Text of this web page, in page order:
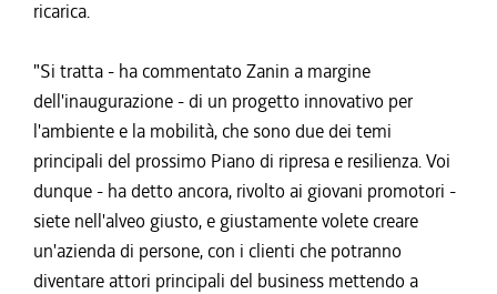
ricarica.
"Si tratta - ha commentato Zanin a margine
dell'inaugurazione - di un progetto innovativo per
l'ambiente e la mobilità, che sono due dei temi
principali del prossimo Piano di ripresa e resilienza. Voi
dunque - ha detto ancora, rivolto ai giovani promotori -
siete nell'alveo giusto, e giustamente volete creare
un'azienda di persone, con i clienti che potranno
diventare attori principali del business mettendo a